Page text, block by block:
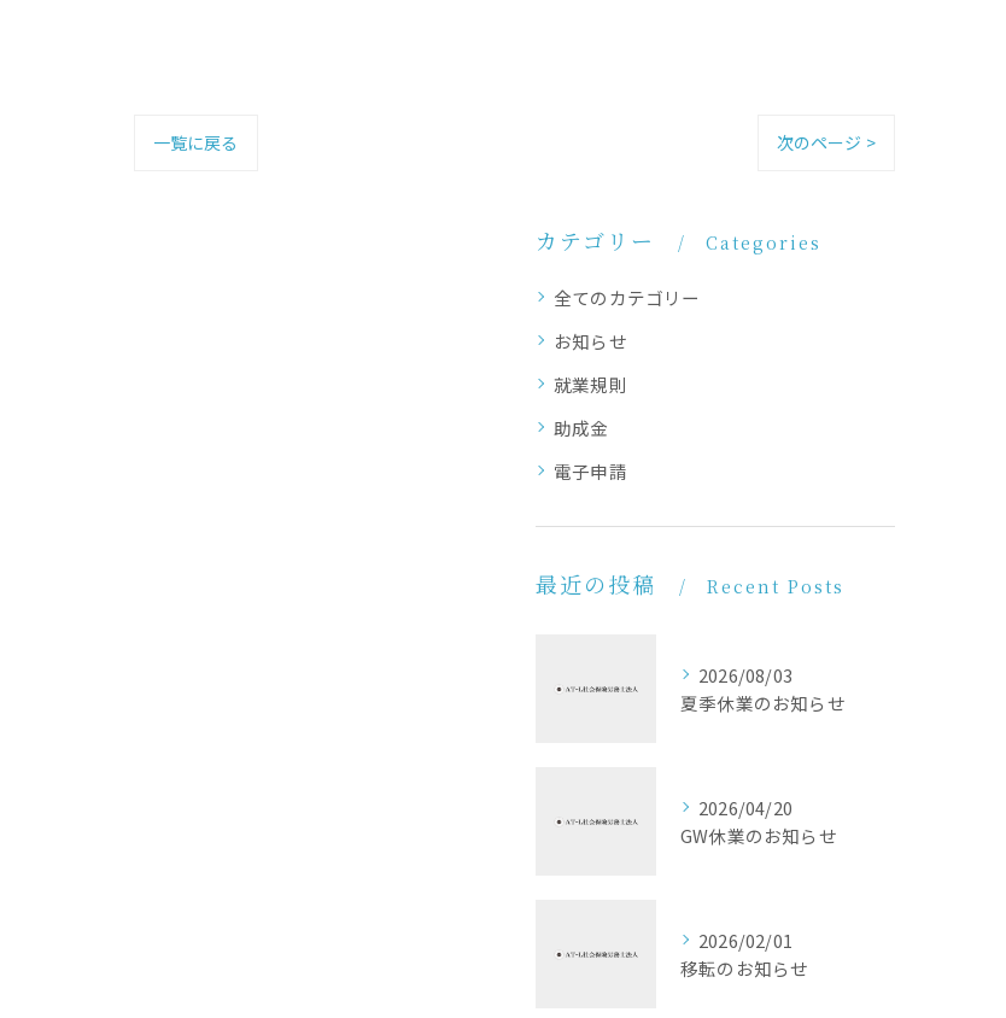
一覧に戻る 次のページ >
カテゴリー Categories
全てのカテゴリー
お知らせ
就業規則
助成金
電子申請
最近の投稿 Recent Posts
2026/08/03
夏季休業のお知らせ
2026/04/20
GW休業のお知らせ
2026/02/01
移転のお知らせ